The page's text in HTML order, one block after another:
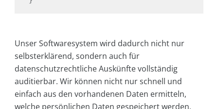
Unser Softwaresystem wird dadurch nicht nur
selbsterklärend, sondern auch für
datenschutzrechtliche Auskünfte vollständig
auditierbar. Wir können nicht nur schnell und
einfach aus den vorhandenen Daten ermitteln,
welche persönlichen Daten gespeichert werden,